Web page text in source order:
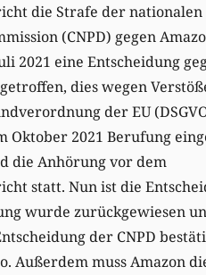
die Strafe der nationalen
(CNPD) gegen
2021 eine Entscheidung
dies wegen
der EU
Oktober 2021 Berufung
die Anhörung vor dem
statt. Nun ist die
wurde zurückgewiesen
der CNPD
Außerdem muss Amazon